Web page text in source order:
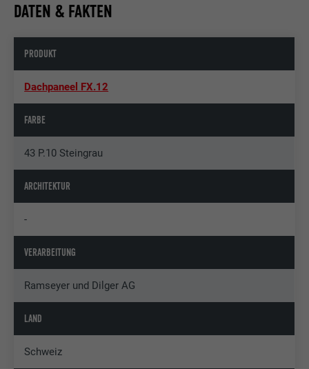
DATEN & FAKTEN
PRODUKT
Dachpaneel FX.12
FARBE
43 P.10 Steingrau
ARCHITEKTUR
-
VERARBEITUNG
Ramseyer und Dilger AG
LAND
Schweiz